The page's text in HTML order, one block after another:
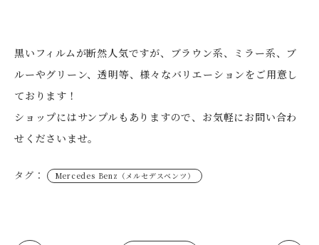
黒いフィルムが断然人気ですが、ブラウン系、ミラー系、ブ
ルーやグリーン、透明等、様々なバリエーションをご用意し
ております！
ショップにはサンプルもありますので、お気軽にお問い合わ
せくださいませ。
タグ： Mercedes Benz（メルセデスベンツ）